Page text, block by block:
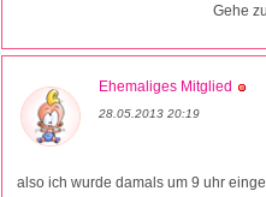
Gehe
Ehemaliges Mitglied
28.05.2013 20:19
also ich wurde damals um 9 uhr